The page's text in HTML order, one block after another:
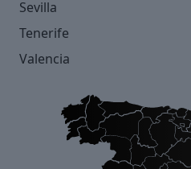
Sevilla
Tenerife
Valencia